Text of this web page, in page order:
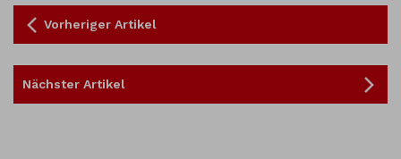
Vorheriger Artikel
Nächster Artikel